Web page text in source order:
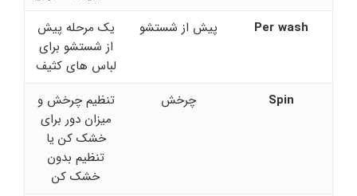
Per wash
پیش از شستشو
یک مرحله پیش
از شستشو برای
لباس های کثیف
Spin
چرخش
تنظیم چرخش و
میزان دور برای
خشک کن یا
تنظیم بدون
خشک کن